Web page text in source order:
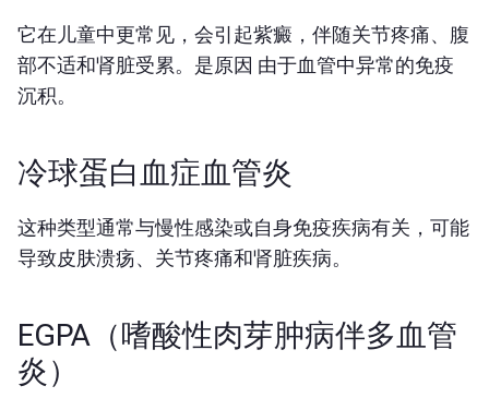
它在儿童中更常见，会引起紫癜，伴随关节疼痛、腹
部不适和肾脏受累。是原因 由于血管中异常的免疫
沉积。
冷球蛋白血症血管炎
这种类型通常与慢性感染或自身免疫疾病有关，可能
导致皮肤溃疡、关节疼痛和肾脏疾病。
EGPA（嗜酸性肉芽肿病伴多血管
炎）